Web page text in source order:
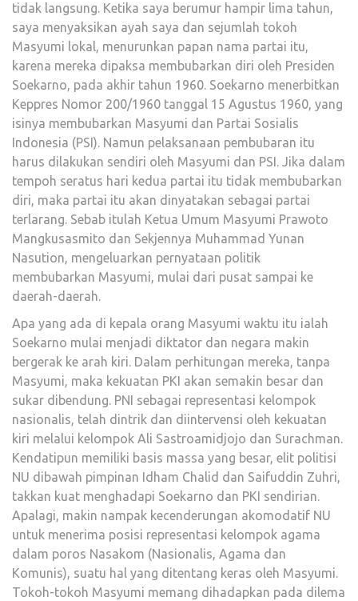
tidak langsung. Ketika saya berumur hampir lima tahun,
saya menyaksikan ayah saya dan sejumlah tokoh
Masyumi lokal, menurunkan papan nama partai itu,
karena mereka dipaksa membubarkan diri oleh Presiden
Soekarno, pada akhir tahun 1960. Soekarno menerbitkan
Keppres Nomor 200/1960 tanggal 15 Agustus 1960, yang
isinya membubarkan Masyumi dan Partai Sosialis
Indonesia (PSI). Namun pelaksanaan pembubaran itu
harus dilakukan sendiri oleh Masyumi dan PSI. Jika dalam
tempoh seratus hari kedua partai itu tidak membubarkan
diri, maka partai itu akan dinyatakan sebagai partai
terlarang. Sebab itulah Ketua Umum Masyumi Prawoto
Mangkusasmito dan Sekjennya Muhammad Yunan
Nasution, mengeluarkan pernyataan politik
membubarkan Masyumi, mulai dari pusat sampai ke
daerah-daerah.
Apa yang ada di kepala orang Masyumi waktu itu ialah
Soekarno mulai menjadi diktator dan negara makin
bergerak ke arah kiri. Dalam perhitungan mereka, tanpa
Masyumi, maka kekuatan PKI akan semakin besar dan
sukar dibendung. PNI sebagai representasi kelompok
nasionalis, telah dintrik dan diintervensi oleh kekuatan
kiri melalui kelompok Ali Sastroamidjojo dan Surachman.
Kendatipun memiliki basis massa yang besar, elit politisi
NU dibawah pimpinan Idham Chalid dan Saifuddin Zuhri,
takkan kuat menghadapi Soekarno dan PKI sendirian.
Apalagi, makin nampak kecenderungan akomodatif NU
untuk menerima posisi representasi kelompok agama
dalam poros Nasakom (Nasionalis, Agama dan
Komunis), suatu hal yang ditentang keras oleh Masyumi.
Tokoh-tokoh Masyumi memang dihadapkan pada dilema